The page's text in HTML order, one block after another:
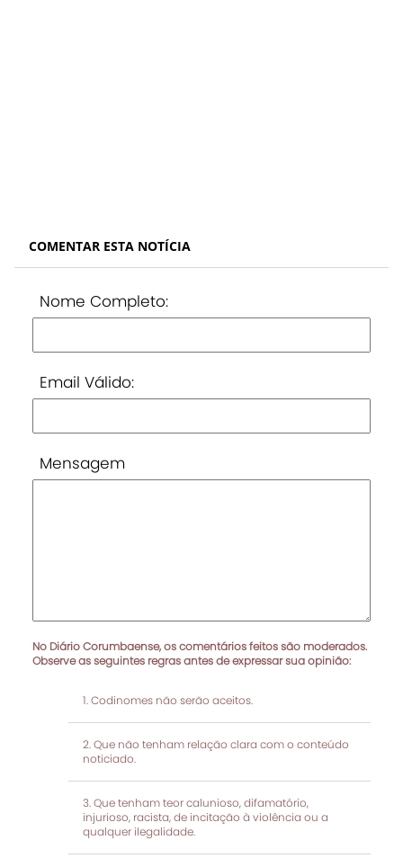
COMENTAR ESTA NOTÍCIA
Nome Completo:
Email Válido:
Mensagem
No Diário Corumbaense, os comentários feitos são moderados.
Observe as seguintes regras antes de expressar sua opinião:
Codinomes não serão aceitos.
Que não tenham relação clara com o conteúdo
noticiado.
Que tenham teor calunioso, difamatório,
injurioso, racista, de incitação à violência ou a
qualquer ilegalidade.